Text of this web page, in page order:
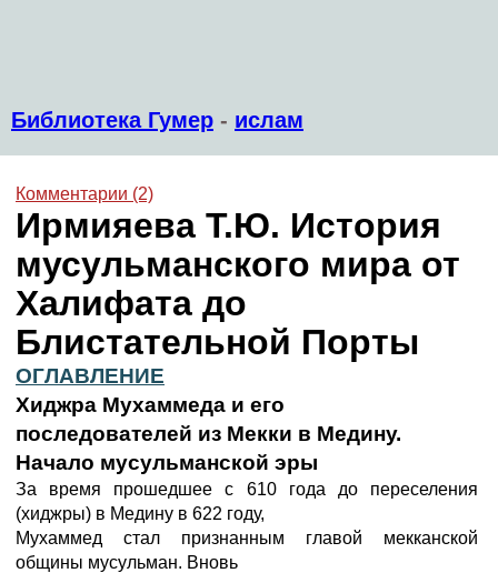
Библиотека Гумер - ислам
Комментарии (2)
Ирмияева Т.Ю. История
мусульманского мира от
Халифата до
Блистательной Порты
ОГЛАВЛЕНИЕ
Хиджра Мухаммеда и его
последователей из Мекки в Медину.
Начало мусульманской эры
За время прошедшее с 610 года до переселения
(хиджры) в Медину в 622 году,
Мухаммед стал признанным главой мекканской
общины мусульман. Вновь